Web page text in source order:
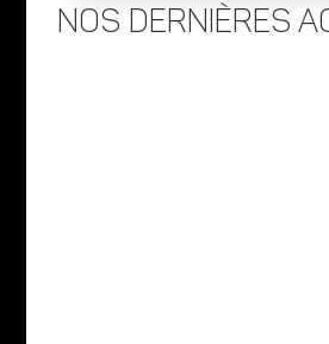
NOS DERNIÈRES